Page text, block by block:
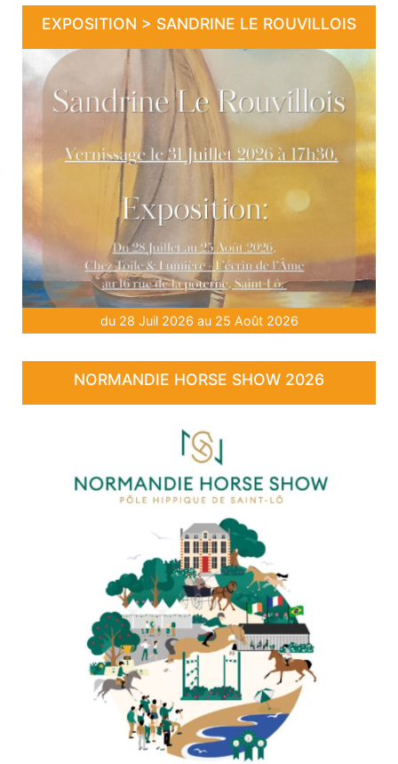
EXPOSITION > SANDRINE LE ROUVILLOIS
du 28 Juil 2026 au 25 Août 2026
NORMANDIE HORSE SHOW 2026